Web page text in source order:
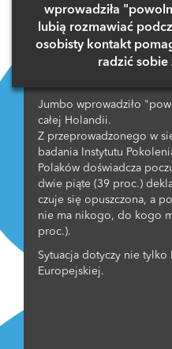
wprowadziła
lubią rozmawiać
osobisty kontakt
radzić sobie
Jumbo wprowadziło
całej Holandii.
Z przeprowadzonego w
badania Instytutu
Polaków doświadcza
dwie piąte (39 proc.)
czuje się opuszczona, a
nie ma nikogo, do kogo
proc.).
Sytuacja dotyczy nie tylko
Europejskiej.